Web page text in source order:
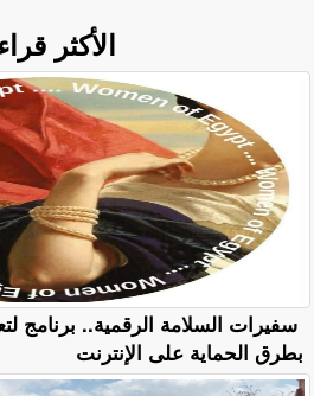
الأكثر
سفيرات السلامة الرقمية.. برنامج
بطرق الحماية على الإنترنت